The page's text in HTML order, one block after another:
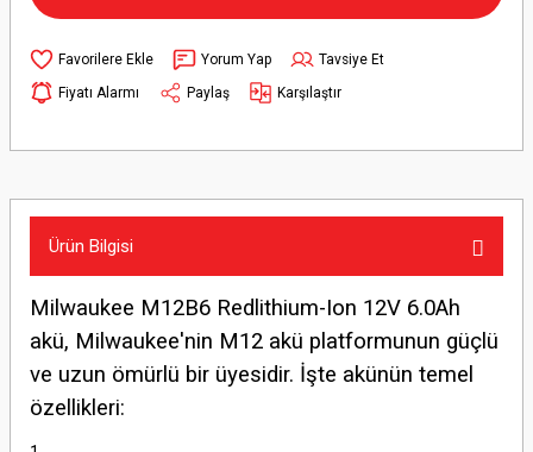
Yorum Yap
Tavsiye Et
Fiyatı Alarmı
Paylaş Karşılaştır
Ürün Bilgisi
Milwaukee M12B6 Redlithium-Ion 12V 6.0Ah
akü, Milwaukee'nin M12 akü platformunun güçlü
ve uzun ömürlü bir üyesidir. İşte akünün temel
özellikleri: